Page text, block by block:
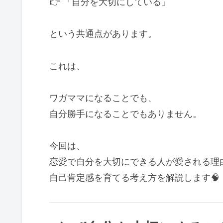
という共通点があります。
これは、
ワガママになることでも、
自分勝手になることでもありません。
今回は、
恋愛で自分を大切にできる人が愛される理
自己肯定感を育てる考え方を解説します🧠